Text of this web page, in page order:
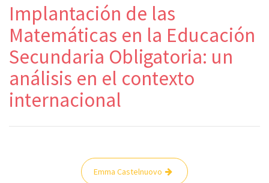
Implantación de las
Matemáticas en la Educación
Secundaria Obligatoria: un
análisis en el contexto
internacional
Navegación
Emma Castelnuovo